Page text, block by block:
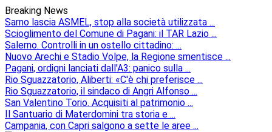
Breaking News
Sarno lascia ASMEL, stop alla società utilizzata ...
Scioglimento del Comune di Pagani: il TAR Lazio ...
Salerno. Controlli in un ostello cittadino: ...
Nuovo Arechi e Stadio Volpe, la Regione smentisce ...
Pagani, ordigni lanciati dall'A3: panico sulla ...
Rio Sguazzatorio, Aliberti: «C'è chi preferisce ...
Rio Sguazzatorio, il sindaco di Angri Alfonso ...
San Valentino Torio. Acquisiti al patrimonio ...
Il Santuario di Materdomini tra storia e ...
Campania, con Capri salgono a sette le aree ...